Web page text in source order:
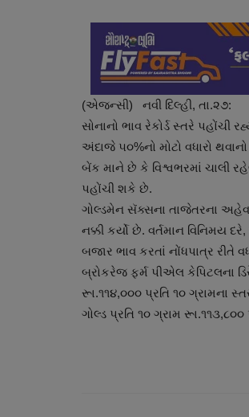
(એજન્સી) નવી દિલ્હી, તા.૨૭:
સોનાનો ભાવ રેકોર્ડ સ્તરે
અંદાજે ૫૦%નો મોટો વધારો
બેંક માને છે કે વિશ્વભરમાં ચાલી
પહોંચી શકે છે.
ગોલ્ડમેન સૅક્સના તાજેતરના
નક્કી કર્યો છે. વર્તમાન
બજાર ભાવ કરતાં નોંધપાત્ર રીતે
બ્રોકરેજ ફર્મ પીએલ કેપિટલના
રૂા.૧૧૪,૦૦૦ પ્રતિ ૧૦ ગ્રામના
ગોલ્ડ પ્રતિ ૧૦ ગ્રામ